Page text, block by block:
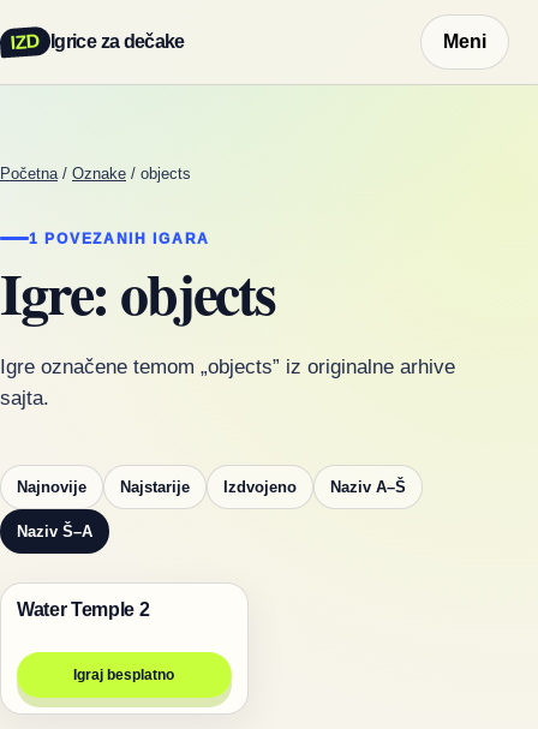
IZD Igrice za dečake Meni
Početna / Oznake / objects
1 POVEZANIH IGARA
Igre: objects
Igre označene temom „objects” iz originalne arhive
sajta.
Najnovije Najstarije Izdvojeno Naziv A–Š
Naziv Š–A
Igre
Water Temple 2
Igraj besplatno